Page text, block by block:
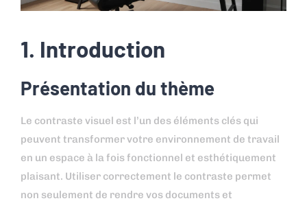
1. Introduction
Présentation du thème
Le contraste visuel est l’un des éléments clés qui
peuvent transformer votre environnement de travail
en un espace à la fois fonctionnel et esthétiquement
plaisant. Utiliser correctement le contraste permet
non seulement de rendre vos documents et